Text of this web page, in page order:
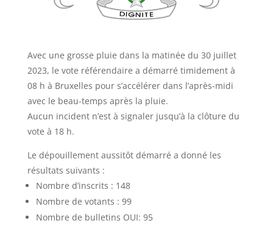
Avec une grosse pluie dans la matinée du 30 juillet
2023, le vote référendaire a démarré timidement à
08 h à Bruxelles pour s’accélérer dans l’après-midi
avec le beau-temps après la pluie.
Aucun incident n’est à signaler jusqu’à la clôture du
vote à 18 h.
Le dépouillement aussitôt démarré a donné les
résultats suivants :
Nombre d’inscrits : 148
Nombre de votants : 99
Nombre de bulletins OUI: 95